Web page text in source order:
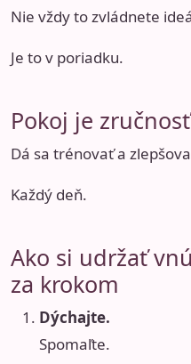
Nie vždy to zvládnete
Je to v poriadku.
Pokoj je zručnosť
Dá sa trénovať a
Každý deň.
Ako si udržať
za krokom
Dýchajte.
Spomaľte.